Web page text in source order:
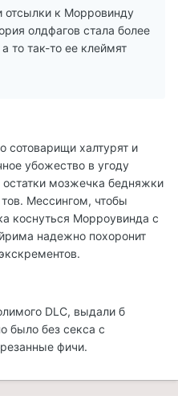
отсылки к Морровинду
олдфагов стала более
то так-то ее клеймят
сотоварищи халтурят и
убожество в угоду
мозжечка бедняжки
Мессингом, чтобы
коснуться Морроувинда с
надежно похоронит
DLC, выдали б
было без секса с
фичи.